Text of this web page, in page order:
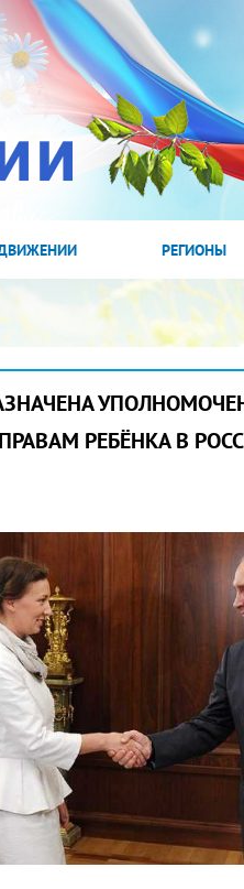
РЕГИОНЫ
РЕБЁНКА В
ГОДОМ
ЯКУТИИ